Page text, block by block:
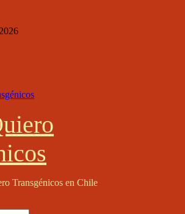
Transgénicos en Chile